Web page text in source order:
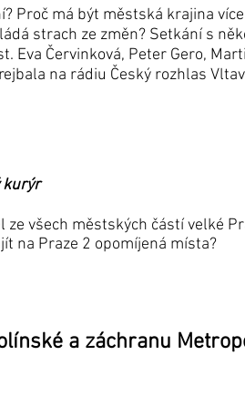
Proč má být městská krajina
strach ze změn? Setkání s
Eva Červinková, Peter Gero,
na rádiu Český rozhlas
kurýr
všech městských částí velké
na Praze 2 opomíjená místa?
a záchranu